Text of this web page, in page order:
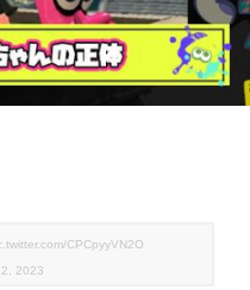
CPCpyyVN2O
2023